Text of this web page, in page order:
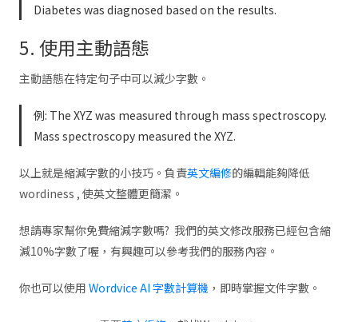
Diabetes was diagnosed based on the results.
5. 使用主動語態
主動語態在特定句子中可以減少字數。
例: The XYZ was measured through mass spectroscopy.
Mass spectroscopy measured the XYZ.
以上就是縮減字數的小技巧。負責英文編修的編輯能夠降低
wordiness , 使英文整體更簡潔。
想請專家幫你免費縮減字數嗎? 我們的英文修改服務已經包含縮
減10%字數了喔，有興趣可以參考我們的服務內容。
你也可以使用 Wordvice AI 字數計算機 ，即時掌握文件字數。